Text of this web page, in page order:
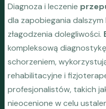
Diagnoza i leczenie
dla zapobiegania
złagodzenia dolegliwości.
kompleksową
schorzeniem,
rehabilitacyjne i
profesjonalistów, takich
nieocenione w celu